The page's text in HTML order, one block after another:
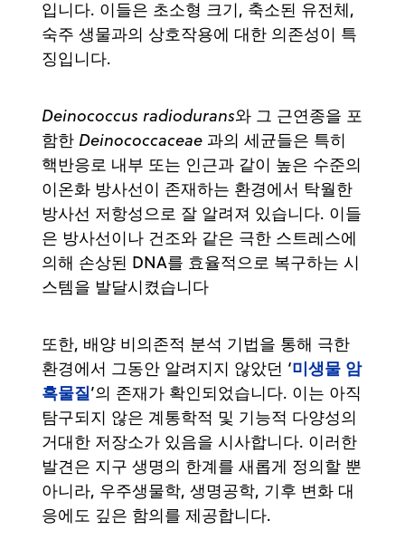
입니다. 이들은 초소형 크기, 축소된 유전체,
숙주 생물과의 상호작용에 대한 의존성이 특
징입니다.
Deinococcus radiodurans와 그 근연종을 포
함한 Deinococcaceae 과의 세균들은 특히
핵반응로 내부 또는 인근과 같이 높은 수준의
이온화 방사선이 존재하는 환경에서 탁월한
방사선 저항성으로 잘 알려져 있습니다. 이들
은 방사선이나 건조와 같은 극한 스트레스에
의해 손상된 DNA를 효율적으로 복구하는 시
스템을 발달시켰습니다
또한, 배양 비의존적 분석 기법을 통해 극한
환경에서 그동안 알려지지 않았던 ‘미생물 암
흑물질’의 존재가 확인되었습니다. 이는 아직
탐구되지 않은 계통학적 및 기능적 다양성의
거대한 저장소가 있음을 시사합니다. 이러한
발견은 지구 생명의 한계를 새롭게 정의할 뿐
아니라, 우주생물학, 생명공학, 기후 변화 대
응에도 깊은 함의를 제공합니다.